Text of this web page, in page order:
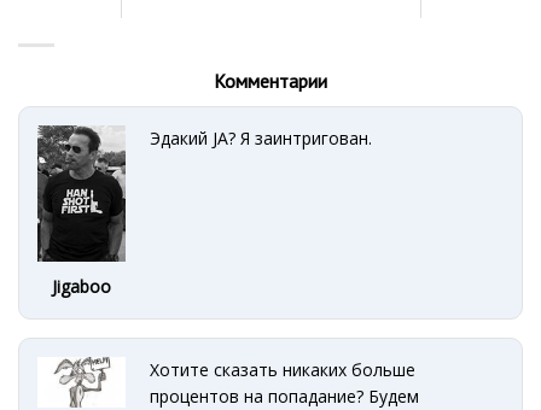
Комментарии
Jigaboo
Эдакий JA? Я заинтригован.
Хотите сказать никаких больше
процентов на попадание? Будем